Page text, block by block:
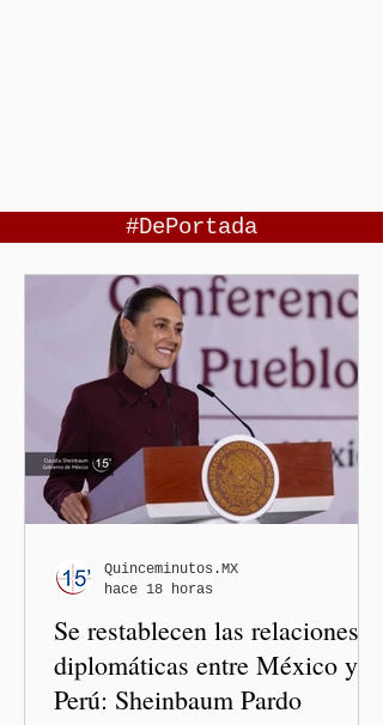
#DePortada
Se restablecen las relaciones
diplomáticas entre México y
Perú: Sheinbaum Pardo
Quinceminutos.MX
hace 18 horas